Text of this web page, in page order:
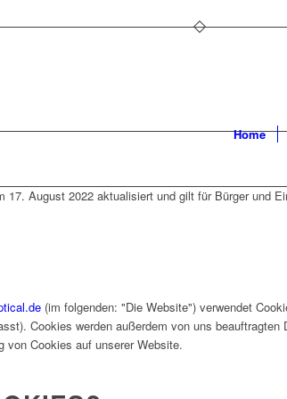
Home
17. August 2022 aktualisiert und gilt für Bürger und
(im folgenden: "Die Website") verwendet
Cookies werden außerdem von uns
von Cookies auf unserer Website.